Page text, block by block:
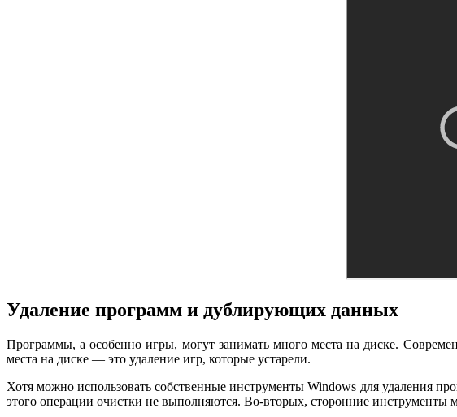
Удаление программ и дублирующих данных
Программы, а особенно игры, могут занимать много места на диске.
места на диске — это удаление игр, которые устарели.
Хотя можно использовать собственные инструменты Windows для удаления
этого операции очистки не выполняются. Во-вторых, сторонние инструменты